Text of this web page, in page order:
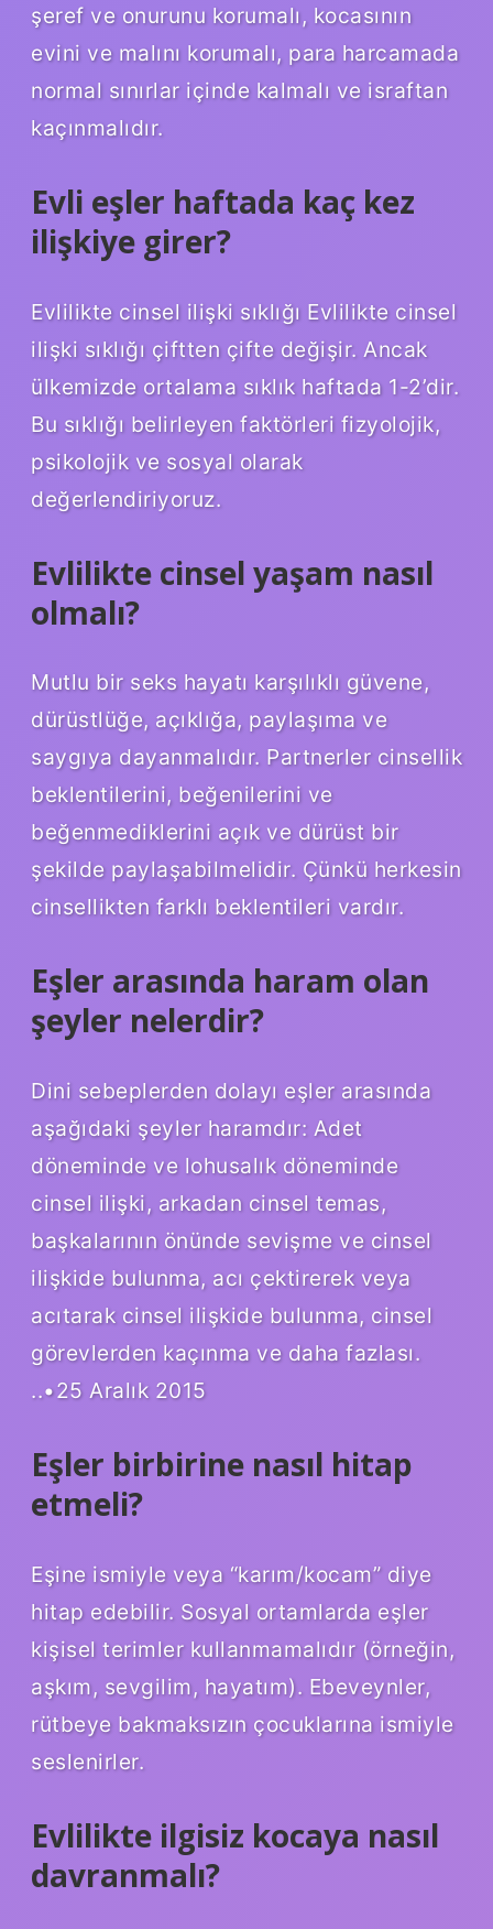
şeref ve onurunu korumalı, kocasının
evini ve malını korumalı, para harcamada
normal sınırlar içinde kalmalı ve israftan
kaçınmalıdır.
Evli eşler haftada kaç kez
ilişkiye girer?
Evlilikte cinsel ilişki sıklığı Evlilikte cinsel
ilişki sıklığı çiftten çifte değişir. Ancak
ülkemizde ortalama sıklık haftada 1-2’dir.
Bu sıklığı belirleyen faktörleri fizyolojik,
psikolojik ve sosyal olarak
değerlendiriyoruz.
Evlilikte cinsel yaşam nasıl
olmalı?
Mutlu bir seks hayatı karşılıklı güvene,
dürüstlüğe, açıklığa, paylaşıma ve
saygıya dayanmalıdır. Partnerler cinsellik
beklentilerini, beğenilerini ve
beğenmediklerini açık ve dürüst bir
şekilde paylaşabilmelidir. Çünkü herkesin
cinsellikten farklı beklentileri vardır.
Eşler arasında haram olan
şeyler nelerdir?
Dini sebeplerden dolayı eşler arasında
aşağıdaki şeyler haramdır: Adet
döneminde ve lohusalık döneminde
cinsel ilişki, arkadan cinsel temas,
başkalarının önünde sevişme ve cinsel
ilişkide bulunma, acı çektirerek veya
acıtarak cinsel ilişkide bulunma, cinsel
görevlerden kaçınma ve daha fazlası.
..•25 Aralık 2015
Eşler birbirine nasıl hitap
etmeli?
Eşine ismiyle veya “karım/kocam” diye
hitap edebilir. Sosyal ortamlarda eşler
kişisel terimler kullanmamalıdır (örneğin,
aşkım, sevgilim, hayatım). Ebeveynler,
rütbeye bakmaksızın çocuklarına ismiyle
seslenirler.
Evlilikte ilgisiz kocaya nasıl
davranmalı?